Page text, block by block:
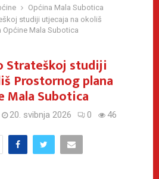
Općina Mala Subotica
studiji utjecaja na okoliš
Općine Mala Subotica
Strateškoj studiji
Prostornog plana
Mala Subotica
20. svibnja 2026 0 46